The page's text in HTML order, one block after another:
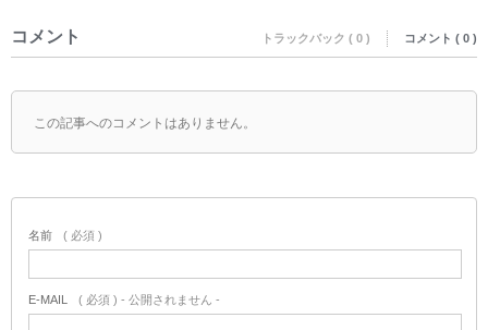
コメント トラックバック ( 0 ) コメント ( 0 )
この記事へのコメントはありません。
名前 ( 必須 )
E-MAIL ( 必須 ) - 公開されません -